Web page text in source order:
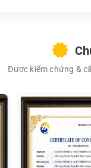
Được kiểm chứng &